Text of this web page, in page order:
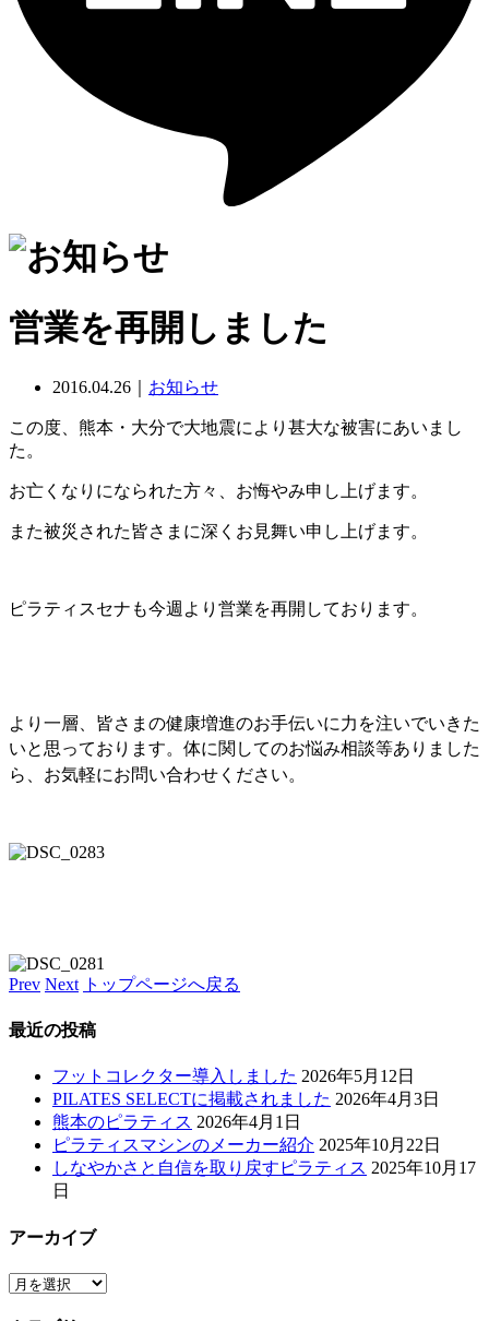
営業を再開しました
2016.04.26｜ お知らせ
この度、熊本・大分で大地震により甚大な被害にあいまし
た。
お亡くなりになられた方々、お悔やみ申し上げます。
また被災された皆さまに深くお見舞い申し上げます。
ピラティスセナも今週より営業を再開しております。
より一層、皆さまの健康増進のお手伝いに力を注いでいきた
いと思っております。 体に関してのお悩み相談等ありました
ら、お気軽にお問い合わせください。
Prev Next トップページへ戻る
最近の投稿
フットコレクター導入しました 2026年5月12日
PILATES SELECTに掲載されました 2026年4月3日
熊本のピラティス 2026年4月1日
ピラティスマシンのメーカー紹介 2025年10月22日
しなやかさと自信を取り戻すピラティス 2025年10月17
日
アーカイブ
ア